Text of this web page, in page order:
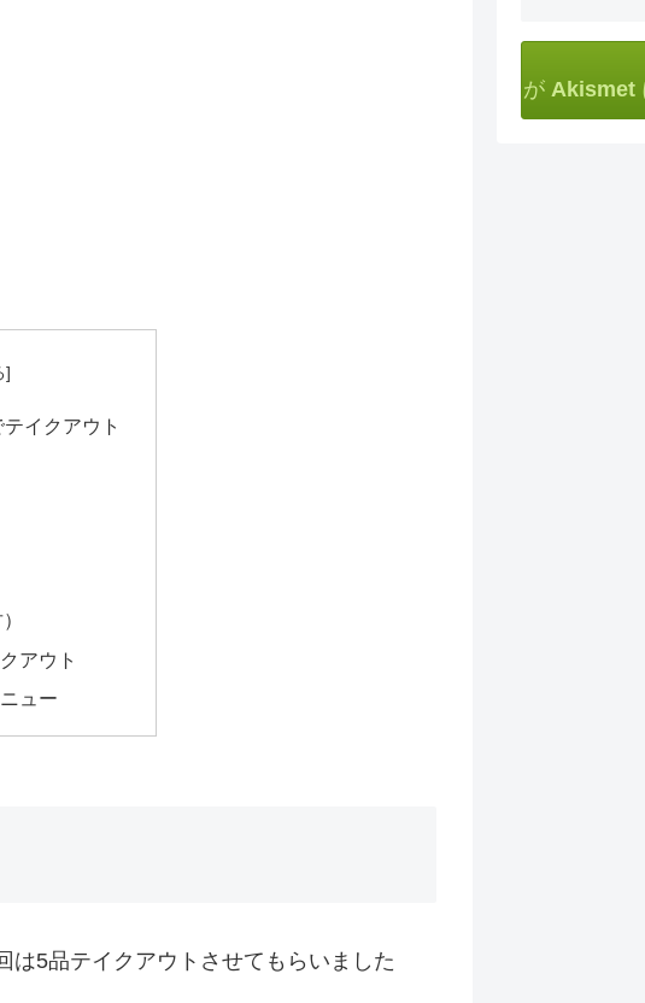
イクアウト
アウト
ュー
5品テイクアウトさせてもらいました
が Akismet